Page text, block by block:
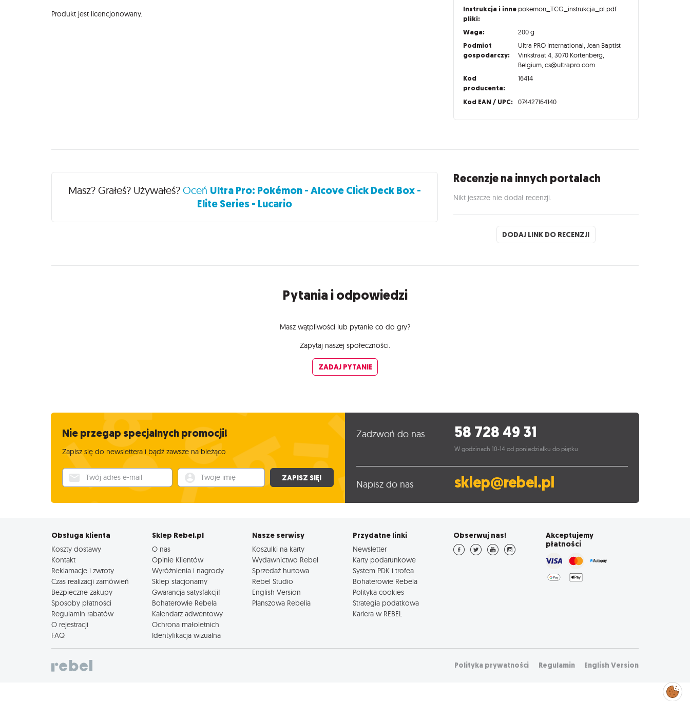
Produkt jest licencjonowany.
Instrukcja i inne
pliki:
pokemon_TCG_instrukcja_pl.pdf
Waga: 200 g
Podmiot
gospodarczy:
Ultra PRO International, Jean Baptist
Vinkstraat 4, 3070 Kortenberg,
Belgium, cs@ultrapro.com
Kod
producenta:
16414
Kod EAN / UPC: 074427164140
Recenzje
Masz? Grałeś? Używałeś? Oceń Ultra Pro: Pokémon - Alcove Click Deck Box -
Elite Series - Lucario
Recenzje na innych portalach
Nikt jeszcze nie dodał recenzji.
DODAJ LINK DO RECENZJI
Pytania i odpowiedzi
Masz wątpliwości lub pytanie co do gry?
Zapytaj naszej społeczności.
ZADAJ PYTANIE
Nie przegap specjalnych promocji!
Zapisz się do newslettera i bądź zawsze na bieżąco
Twój adres e-mail Twoje imię ZAPISZ SIĘ!
Zadzwoń do nas 58 728 49 31
W godzinach 10-14 od poniedziałku do piątku
Napisz do nas sklep@rebel.pl
Obsługa klienta
Koszty dostawy
Kontakt
Reklamacje i zwroty
Czas realizacji zamówień
Bezpieczne zakupy
Sposoby płatności
Regulamin rabatów
O rejestracji
FAQ
Sklep Rebel.pl
O nas
Opinie Klientów
Wyróżnienia i nagrody
Sklep stacjonarny
Gwarancja satysfakcji!
Bohaterowie Rebela
Kalendarz adwentowy
Ochrona małoletnich
Identyfikacja wizualna
Nasze serwisy
Koszulki na karty
Wydawnictwo Rebel
Sprzedaż hurtowa
Rebel Studio
English Version
Planszowa Rebelia
Przydatne linki
Newsletter
Karty podarunkowe
System PDK i trofea
Bohaterowie Rebela
Polityka cookies
Strategia podatkowa
Kariera w REBEL
Obserwuj nas!
Akceptujemy
płatności
Polityka prywatności Regulamin English Version
Zarządzaj
preferencjami
cookies